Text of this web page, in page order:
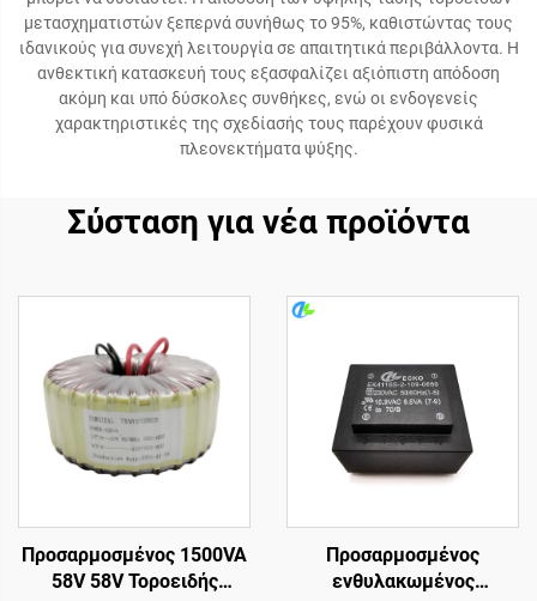
μετασχηματιστών ξεπερνά συνήθως το 95%, καθιστώντας τους
ιδανικούς για συνεχή λειτουργία σε απαιτητικά περιβάλλοντα. Η
ανθεκτική κατασκευή τους εξασφαλίζει αξιόπιστη απόδοση
ακόμη και υπό δύσκολες συνθήκες, ενώ οι ενδογενείς
χαρακτηριστικές της σχεδίασής τους παρέχουν φυσικά
πλεονεκτήματα ψύξης.
Σύσταση για νέα προϊόντα
Προσαρμοσμένος 1500VA
58V 58V Τοροειδής
Προσαρμοσμένος
ενθυλακωμένος